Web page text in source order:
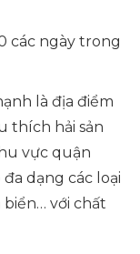
các ngày trong
là địa điểm
thích hải sản
vực quận
dạng các loại
biển… với chất